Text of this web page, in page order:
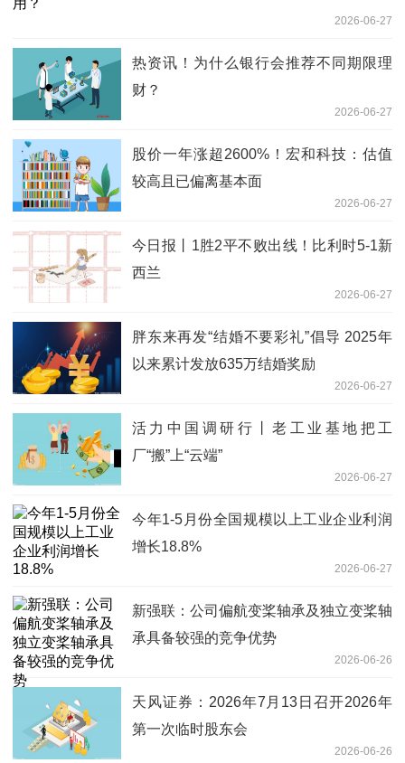
2026-06-27
热资讯！为什么银行会推荐不同期限理
财？
2026-06-27
股价一年涨超2600%！宏和科技：估值
较高且已偏离基本面
2026-06-27
今日报丨1胜2平不败出线！比利时5-1新
西兰
2026-06-27
胖东来再发“结婚不要彩礼”倡导 2025年
以来累计发放635万结婚奖励
2026-06-27
活力中国调研行丨老工业基地把工
厂“搬”上“云端”
2026-06-27
今年1-5月份全国规模以上工业企业利润
增长18.8%
2026-06-27
新强联：公司偏航变桨轴承及独立变桨轴
承具备较强的竞争优势
2026-06-26
天风证券：2026年7月13日召开2026年
第一次临时股东会
2026-06-26